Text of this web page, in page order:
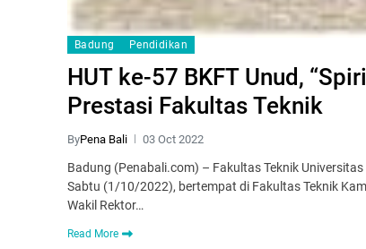
Badung Pendidikan
HUT ke-57 BKFT Unud,
Prestasi Fakultas Teknik
ByPena Bali 03 Oct 2022
Badung (Penabali.com) – Fakultas Teknik
Sabtu (1/10/2022), bertempat di Fakultas Teknik
Wakil Rektor…
Read More